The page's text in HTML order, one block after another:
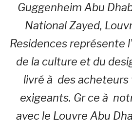
Guggenheim Abu
National Zayed,
Residences représente
de la culture et du
livré à des acheteurs
exigeants. Gr ce à
avec le Louvre Abu